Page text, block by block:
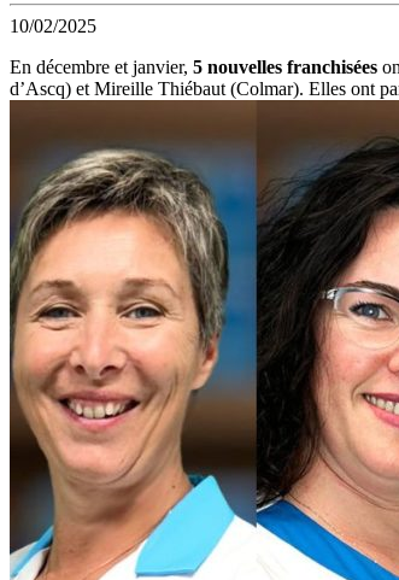
10/02/2025
En décembre et janvier, 5 nouvelles franchisées
d’Ascq) et Mireille Thiébaut (Colmar). Elles ont